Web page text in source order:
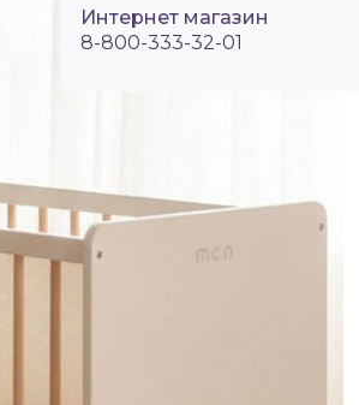
Интернет магазин
8-800-333-32-01